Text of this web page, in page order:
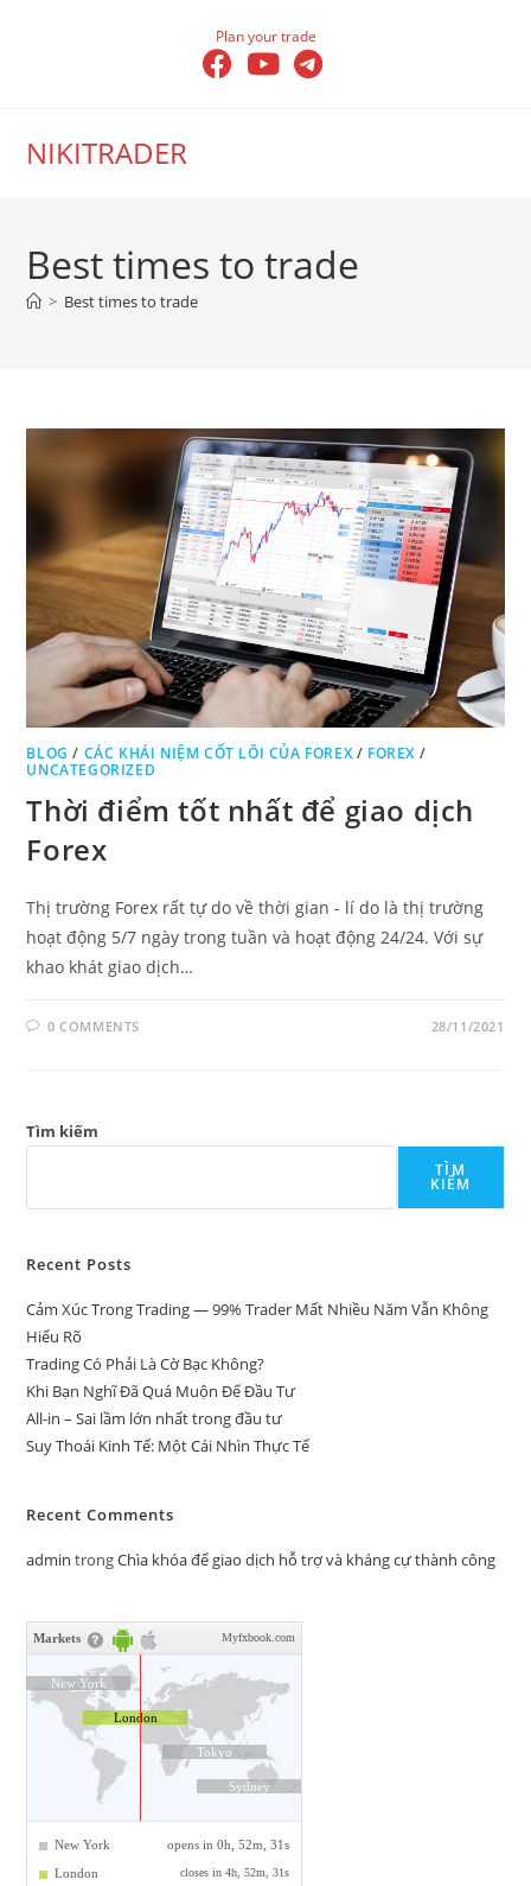
Plan your trade
NIKITRADER
Best times to trade
> Best times to trade
BLOG / CÁC KHÁI NIỆM CỐT LÕI CỦA FOREX/ FOREX /
UNCATEGORIZED
Thời điểm tốt nhất để giao dịch
Forex
Thị trường Forex rất tự do về thời gian - lí do là thị trường
hoạt động 5/7 ngày trong tuần và hoạt động 24/24. Với sự
khao khát giao dịch…
0 COMMENTS 28/11/2021
Tìm kiếm
TÌM
KIẾM
Recent Posts
Cảm Xúc Trong Trading — 99% Trader Mất Nhiều Năm Vẫn Không
Hiểu Rõ
Trading Có Phải Là Cờ Bạc Không?
Khi Bạn Nghĩ Đã Quá Muộn Để Đầu Tư
All-in – Sai lầm lớn nhất trong đầu tư
Suy Thoái Kinh Tế: Một Cái Nhìn Thực Tế
Recent Comments
admin trongChìa khóa để giao dịch hỗ trợ và kháng cự thành công